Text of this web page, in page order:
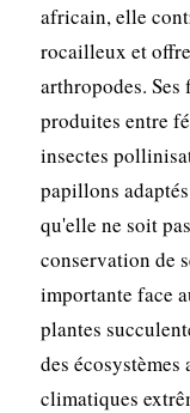
africain, elle
rocailleux et
arthropodes.
produites entre
insectes
papillons
qu'elle ne soit
conservation de
importante face
plantes
des
climatiques